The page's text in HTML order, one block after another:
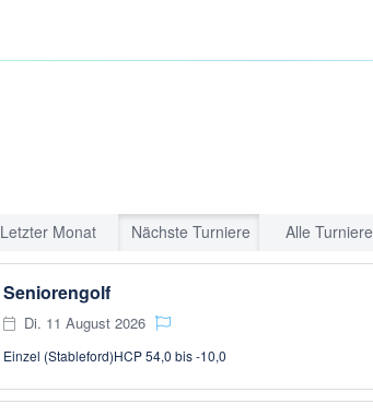
Letzter Monat Nächste Turniere Alle Turniere
Seniorengolf
Di. 11 August 2026
Einzel (Stableford)HCP 54,0 bis -10,0